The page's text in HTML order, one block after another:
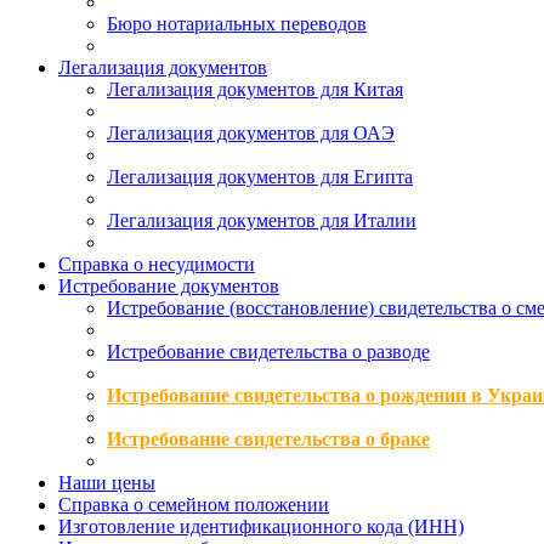
Бюро нотариальных переводов
Легализация документов
Легализация документов для Китая
Легализация документов для ОАЭ
Легализация документов для Египта
Легализация документов для Италии
Справка о несудимости
Истребование документов
Истребование (восстановление) свидетельства о
Истребование свидетельства о разводе
Истребование свидетельства о рождении в
Истребование свидетельства о браке
Наши цены
Справка о семейном положении
Изготовление идентификационного кода (ИНН)